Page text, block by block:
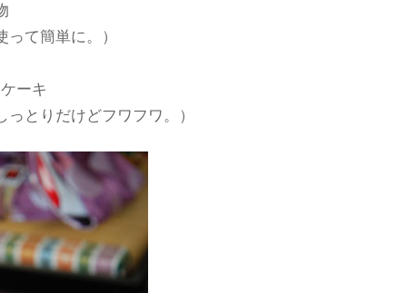
て簡単に。）
ーキ
とりだけどフワフワ。）